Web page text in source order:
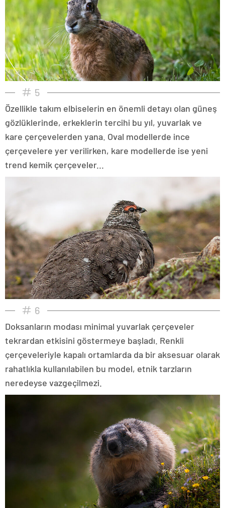
5
Özellikle takım elbiselerin en önemli detayı olan güneş
gözlüklerinde, erkeklerin tercihi bu yıl, yuvarlak ve
kare çerçevelerden yana. Oval modellerde ince
çerçevelere yer verilirken, kare modellerde ise yeni
trend kemik çerçeveler...
6
Doksanların modası minimal yuvarlak çerçeveler
tekrardan etkisini göstermeye başladı. Renkli
çerçeveleriyle kapalı ortamlarda da bir aksesuar olarak
rahatlıkla kullanılabilen bu model, etnik tarzların
neredeyse vazgeçilmezi.